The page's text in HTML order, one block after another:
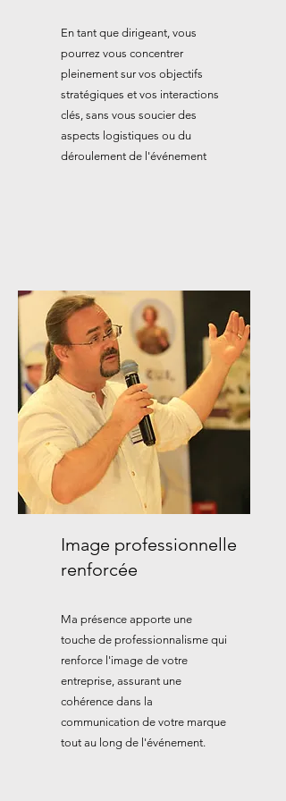
En tant que dirigeant, vous
pourrez vous concentrer
pleinement sur vos objectifs
stratégiques et vos interactions
clés, sans vous soucier des
aspects logistiques ou du
déroulement de l'événement
Image professionnelle
renforcée
Ma présence apporte une
touche de professionnalisme qui
renforce l'image de votre
entreprise, assurant une
cohérence dans la
communication de votre marque
tout au long de l'événement.